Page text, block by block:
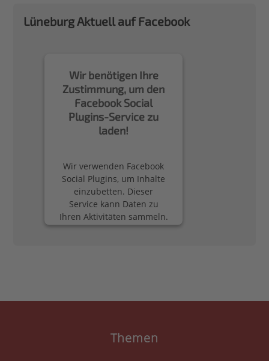
Lüneburg Aktuell auf Facebook
Wir benötigen Ihre
Zustimmung, um den
Facebook Social
Plugins-Service zu
laden!
Wir verwenden Facebook
Social Plugins, um Inhalte
einzubetten. Dieser
Service kann Daten zu
Ihren Aktivitäten sammeln.
Bitte lesen Sie die Details
Mehr Informationen
AkzeptierenThemen